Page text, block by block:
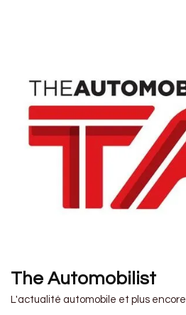
The Automobilist
L'actualité automobile et plus encore